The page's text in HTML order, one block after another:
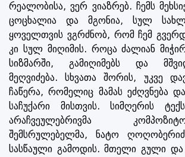
რეალობისა, ვერ ვიაზრებ. ჩემს
ცოცხალია და მგონია, სულ
ყოველთვის ვგრძნობ, რომ ჩემ
კი სულ მიღიმის. როცა ძალიან
სიზმარში, გამიღიმებს და
მეღვიძება. სხვათა შორის, უკვე
ჩაწერა, რომელიც მამას ეძღვნება და
საჩუქარი მისთვის. სიმღერის
არაჩვეულებრივმა
შემსრულებელმა, ნატო
სასწაული გამოდის. მთელი გული